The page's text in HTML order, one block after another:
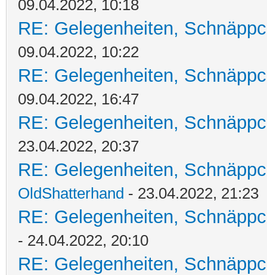
09.04.2022, 10:18
RE: Gelegenheiten,
09.04.2022, 10:22
RE: Gelegenheiten,
09.04.2022, 16:47
RE: Gelegenheiten,
23.04.2022, 20:37
RE: Gelegenheiten,
OldShatterhand - 23.04.2022, 21:23
RE: Gelegenheiten,
- 24.04.2022, 20:10
RE: Gelegenheiten,